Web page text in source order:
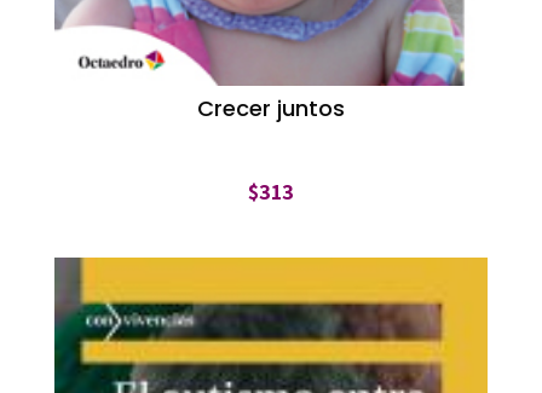
Crecer juntos
$313